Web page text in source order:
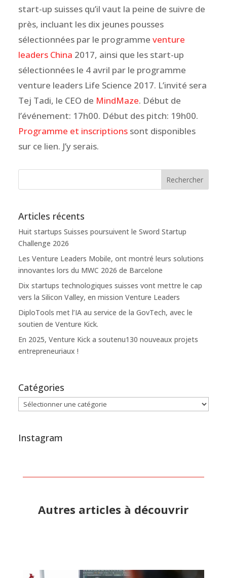
start-up suisses qu’il vaut la peine de suivre de
près, incluant les dix jeunes pousses
sélectionnées par le programme venture
leaders China 2017, ainsi que les start-up
sélectionnées le 4 avril par le programme
venture leaders Life Science 2017. L’invité sera
Tej Tadi, le CEO de MindMaze. Début de
l’événement: 17h00. Début des pitch: 19h00.
Programme et inscriptionssont disponibles
sur ce lien. J’y serais.
Articles récents
Huit startups Suisses poursuivent le Sword Startup
Challenge 2026
Les Venture Leaders Mobile, ont montré leurs solutions
innovantes lors du MWC 2026 de Barcelone
Dix startups technologiques suisses vont mettre le cap
vers la Silicon Valley, en mission Venture Leaders
DiploTools met l’IA au service de la GovTech, avec le
soutien de Venture Kick.
En 2025, Venture Kick a soutenu130 nouveaux projets
entrepreneuriaux !
Catégories
Catégories
Instagram
Autres articles à découvrir